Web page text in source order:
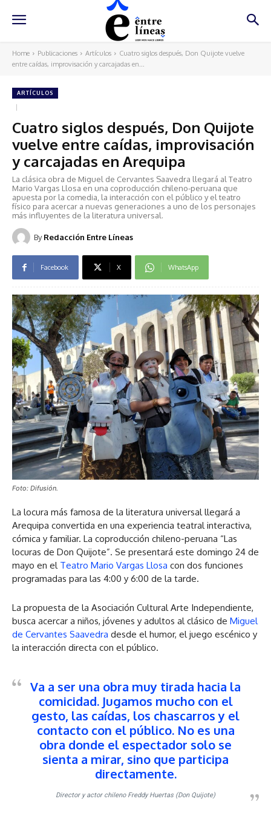
Home Publicaciones Artículos
Cuatro siglos después, Don Quijote vuelve
entre caídas, improvisación y carcajadas en...
ARTÍCULOS
Cuatro siglos después, Don Quijote
vuelve entre caídas, improvisación
y carcajadas en Arequipa
La clásica obra de Miguel de Cervantes Saavedra llegará al Teatro
Mario Vargas Llosa en una coproducción chileno-peruana que
apuesta por la comedia, la interacción con el público y el teatro
físico para acercar a nuevas generaciones a uno de los personajes
más influyentes de la literatura universal.
By Redacción Entre Líneas
Facebook X WhatsApp
Foto: Difusión.
La locura más famosa de la literatura universal llegará a
Arequipa convertida en una experiencia teatral interactiva,
cómica y familiar. La coproducción chileno-peruana “Las
locuras de Don Quijote”. Se presentará este domingo 24 de
mayo en el Teatro Mario Vargas Llosa con dos funciones
programadas para las 4:00 y 6:00 de la tarde.
La propuesta de la Asociación Cultural Arte Independiente,
busca acercar a niños, jóvenes y adultos al clásico de Miguel
de Cervantes Saavedra desde el humor, el juego escénico y
la interacción directa con el público.
Va a ser una obra muy tirada hacia la
comicidad. Jugamos mucho con el
gesto, las caídas, los chascarros y el
contacto con el público. No es una
obra donde el espectador solo se
sienta a mirar, sino que participa
directamente.
Director y actor chileno Freddy Huertas (Don Quijote)